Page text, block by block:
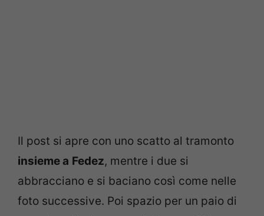
Il post si apre con uno scatto al tramonto
insieme a Fedez, mentre i due si
abbracciano e si baciano così come nelle
foto successive. Poi spazio per un paio di